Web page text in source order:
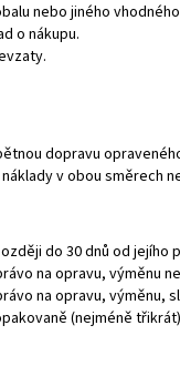
nebo jiného
o nákupu.
dopravu
v obou směrech
do 30 dnů od jejího
na opravu, výměnu
na opravu, výměnu,
(nejméně